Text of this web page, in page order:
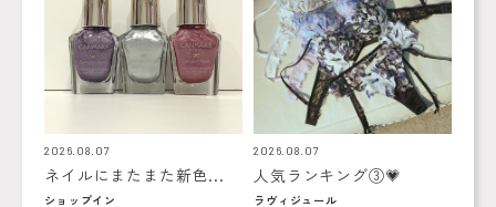
2026.08.07
ネイルにまたまた新色...
ショップイン
2026.08.07
人気ランキング③💗
ラヴィジュール